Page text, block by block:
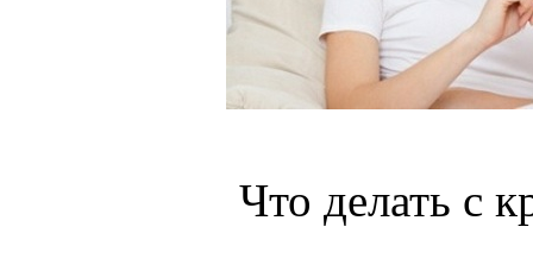
Что делать с